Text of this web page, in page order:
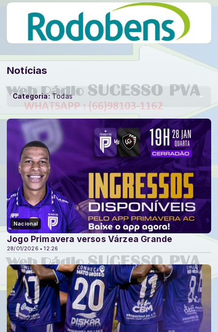
Notícias
Categoria: Todas
Nacional
28/01/2026 • 12:26
Jogo Primavera versos Várzea Grande